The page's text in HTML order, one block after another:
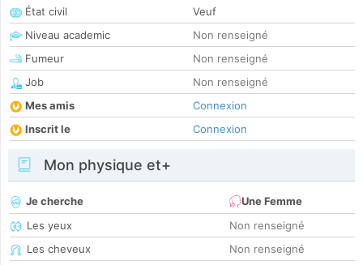
État civil
Veuf
Niveau academic
Non renseigné
Fumeur
Non renseigné
Job
Non renseigné
Mes amis
Connexion
Inscrit le
Connexion
Mon physique et+
Je cherche
Une Femme
Les yeux
Non renseigné
Les cheveux
Non renseigné